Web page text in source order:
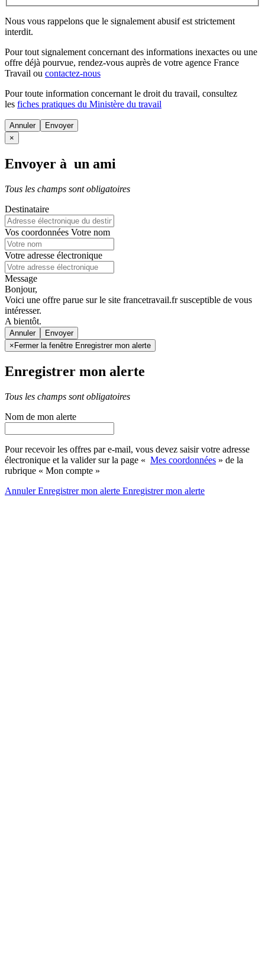
Nous vous rappelons que le signalement abusif est strictement
interdit.
Pour tout signalement concernant des informations inexactes ou une
offre déjà pourvue, rendez-vous auprès de votre agence France
Travail ou contactez-nous
Pour toute information concernant le droit du travail, consultez
les fiches pratiques du Ministère du travail
Annuler
×
Envoyer à un ami
Tous les champs sont obligatoires
Destinataire
Vos coordonnées Votre nom
Votre adresse électronique
Message
Bonjour,
Voici une offre parue sur le site francetravail.fr susceptible de vous
intéresser.
A bientôt.
Annuler
× Fermer la fenêtre Enregistrer mon alerte
Enregistrer mon alerte
Tous les champs sont obligatoires
Nom de mon alerte
Pour recevoir les offres par e-mail, vous devez saisir votre adresse
électronique et la valider sur la page « Mes coordonnées » de la
rubrique « Mon compte »
AnnulerEnregistrer mon alerte Enregistrermon alerte